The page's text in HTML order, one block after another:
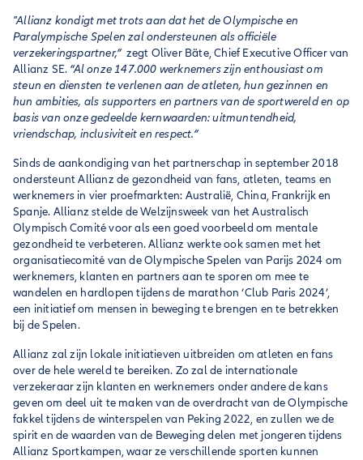
"Allianz kondigt met trots aan dat het de Olympische en
Paralympische Spelen zal ondersteunen als officiële
verzekeringspartner,” zegt Oliver Bäte, Chief Executive Officer van
Allianz SE. “Al onze 147.000 werknemers zijn enthousiast om
steun en diensten te verlenen aan de atleten, hun gezinnen en
hun ambities, als supporters en partners van de sportwereld en op
basis van onze gedeelde kernwaarden: uitmuntendheid,
vriendschap, inclusiviteit en respect.”
Sinds de aankondiging van het partnerschap in september 2018
ondersteunt Allianz de gezondheid van fans, atleten, teams en
werknemers in vier proefmarkten: Australië, China, Frankrijk en
Spanje. Allianz stelde de Welzijnsweek van het Australisch
Olympisch Comité voor als een goed voorbeeld om mentale
gezondheid te verbeteren. Allianz werkte ook samen met het
organisatiecomité van de Olympische Spelen van Parijs 2024 om
werknemers, klanten en partners aan te sporen om mee te
wandelen en hardlopen tijdens de marathon ‘Club Paris 2024’,
een initiatief om mensen in beweging te brengen en te betrekken
bij de Spelen.
Allianz zal zijn lokale initiatieven uitbreiden om atleten en fans
over de hele wereld te bereiken. Zo zal de internationale
verzekeraar zijn klanten en werknemers onder andere de kans
geven om deel uit te maken van de overdracht van de Olympische
fakkel tijdens de winterspelen van Peking 2022, en zullen we de
spirit en de waarden van de Beweging delen met jongeren tijdens
Allianz Sportkampen, waar ze verschillende sporten kunnen